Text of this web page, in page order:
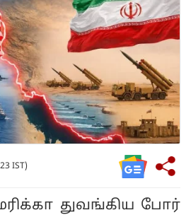
IST)
துவங்கிய போர்